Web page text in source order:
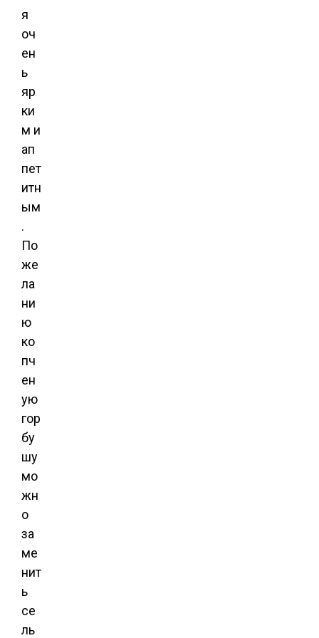
я
оч
ен
ь
яр
ки
м и
ап
пет
итн
ым
.
По
же
ла
ни
ю
ко
пч
ен
ую
гор
бу
шу
мо
жн
о
за
ме
нит
ь
се
ль